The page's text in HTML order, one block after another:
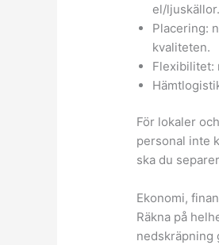
el/ljuskällor.
Placering:
kvaliteten.
Flexibilitet:
För lokaler
personal inte
ska du
Ekonomi,
Räkna på
nedskräpning